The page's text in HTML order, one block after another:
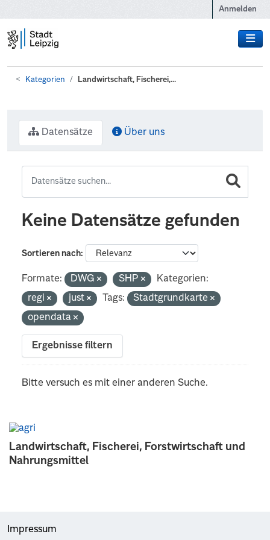
Anmelden
Kategorien Landwirtschaft, Fischerei,...
Landwirtschaft, Fischerei, Forstwirtschaft und
Nahrungsmittel
Datensätze Über uns
Keine Datensätze gefunden
Sortieren nach
Formate: DWG SHP
Kategorien:
regi
just Tags:
Stadtgrundkarte
opendata
Ergebnisse filtern
Bitte versuch es mit einer anderen Suche.
Impressum